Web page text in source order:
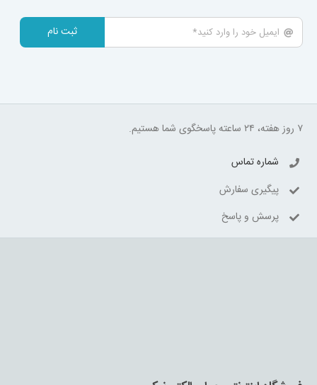
ثبت نام
۷ روز هفته، ۲۴ ساعته پاسخگوی شما هستیم.
شماره تماس
پیگیری سفارش
پرسش و پاسخ